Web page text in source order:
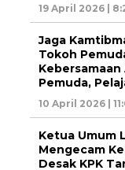
19 April 2026 |
Jaga
Tokoh
Pemuda,
10 April 2026 |
Ketua Umum
Mengecam
Desak KPK